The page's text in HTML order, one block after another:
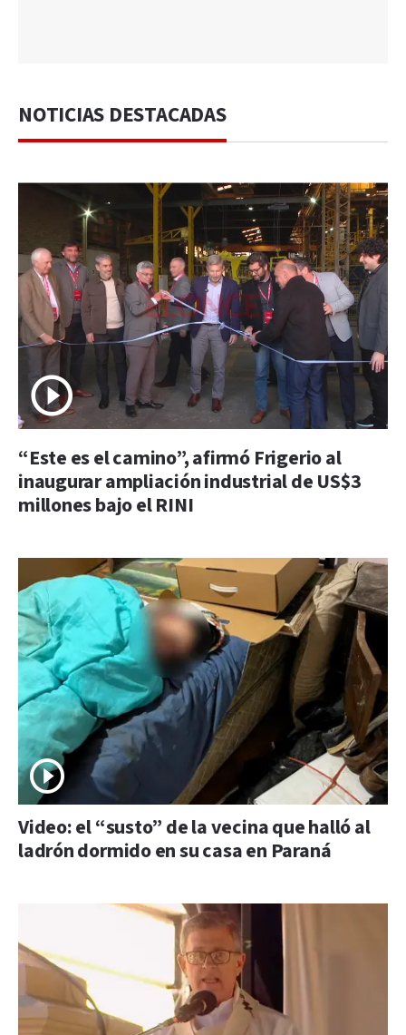
NOTICIAS DESTACADAS
“Este es el camino”, afirmó Frigerio al
inaugurar ampliación industrial de US$3
millones bajo el RINI
Video: el “susto” de la vecina que halló al
ladrón dormido en su casa en Paraná